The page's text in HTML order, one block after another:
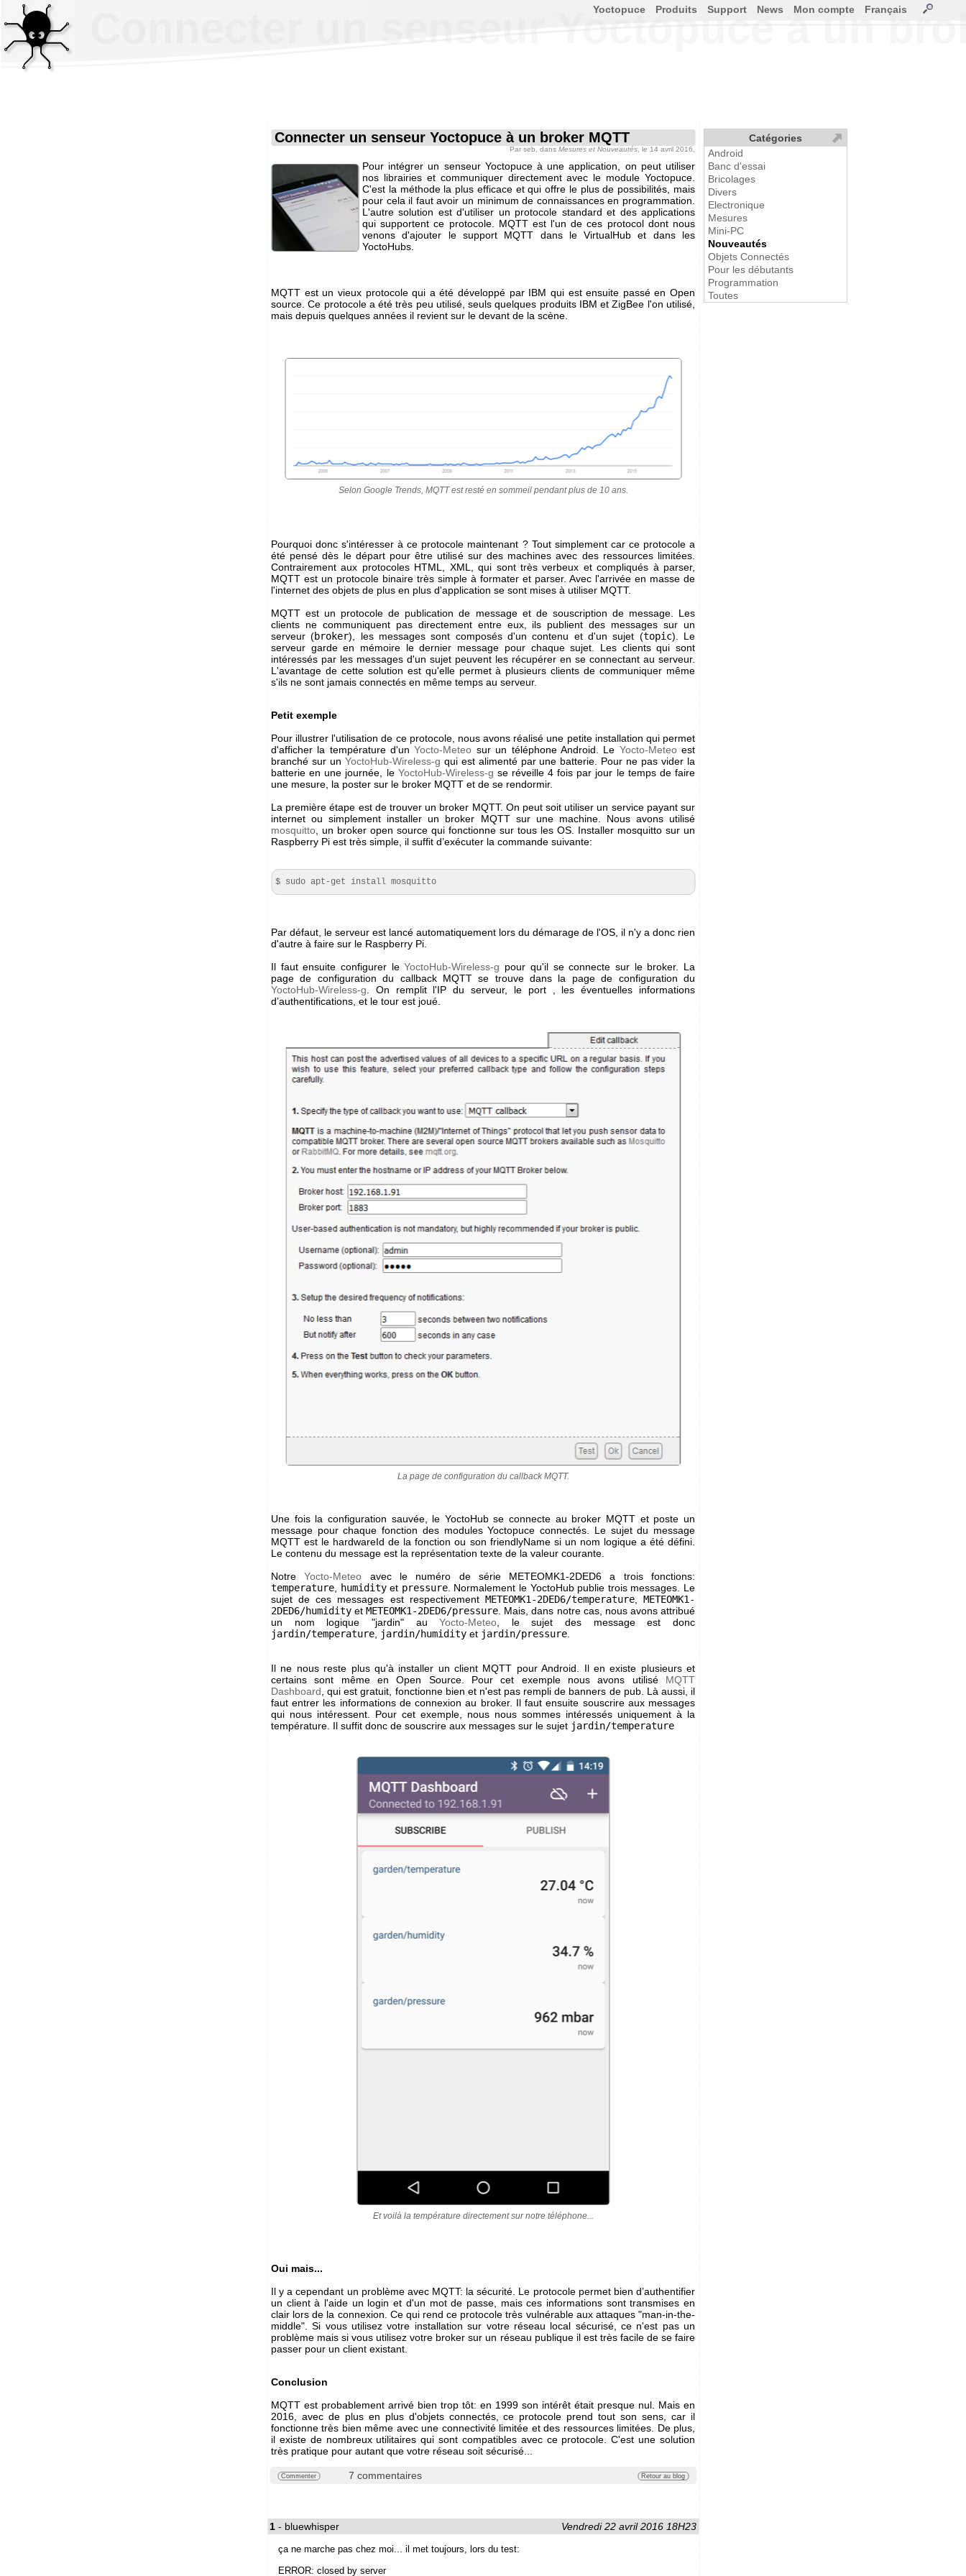
Connecter un senseur Yoctopuce à un
Connecter un senseur Yoctopuce à un broker MQTT
Par seb , dans Mesures et Nouveautés , le 14 avril 2016.
Pour intégrer un senseur Yoctopuce à une application, on peut utiliser
nos librairies et communiquer directement avec le module Yoctopuce.
C'est la méthode la plus efficace et qui offre le plus de possibilités, mais
pour cela il faut avoir un minimum de connaissances en programmation.
L'autre solution est d'utiliser un protocole standard et des applications
qui supportent ce protocole. MQTT est l'un de ces protocol dont nous
venons d'ajouter le support MQTT dans le VirtualHub et dans les
YoctoHubs.
MQTT est un vieux protocole qui a été développé par IBM qui est ensuite passé en Open
source. Ce protocole a été très peu utilisé, seuls quelques produits IBM et ZigBee l'on utilisé,
mais depuis quelques années il revient sur le devant de la scène.
Selon Google Trends, MQTT est resté en sommeil pendant plus de 10 ans.
Pourquoi donc s'intéresser à ce protocole maintenant ? Tout simplement car ce protocole a
été pensé dès le départ pour être utilisé sur des machines avec des ressources limitées.
Contrairement aux protocoles HTML, XML, qui sont très verbeux et compliqués à parser,
MQTT est un protocole binaire très simple à formater et parser. Avec l'arrivée en masse de
l'internet des objets de plus en plus d'application se sont mises à utiliser MQTT.
MQTT est un protocole de publication de message et de souscription de message. Les
clients ne communiquent pas directement entre eux, ils publient des messages sur un
serveur (broker), les messages sont composés d'un contenu et d'un sujet (topic). Le
serveur garde en mémoire le dernier message pour chaque sujet. Les clients qui sont
intéressés par les messages d'un sujet peuvent les récupérer en se connectant au serveur.
L'avantage de cette solution est qu'elle permet à plusieurs clients de communiquer même
s'ils ne sont jamais connectés en même temps au serveur.
Petit exemple
Pour illustrer l'utilisation de ce protocole, nous avons réalisé une petite installation qui permet
d'afficher la température d'unYocto-Meteo sur un téléphone Android. Le Yocto-Meteoest
branché sur un YoctoHub-Wireless-g qui est alimenté par une batterie. Pour ne pas vider la
batterie en une journée, le YoctoHub-Wireless-g se réveille 4 fois par jour le temps de faire
une mesure, la poster sur le broker MQTT et de se rendormir.
La première étape est de trouver un broker MQTT. On peut soit utiliser un service payant sur
internet ou simplement installer un broker MQTT sur une machine. Nous avons utilisé
mosquitto , un broker open source qui fonctionne sur tous les OS. Installer mosquitto sur un
Raspberry Pi est très simple, il suffit d’exécuter la commande suivante:
$ sudo apt-get install mosquitto
Par défaut, le serveur est lancé automatiquement lors du démarage de l'OS, il n'y a donc rien
d'autre à faire sur le Raspberry Pi.
Il faut ensuite configurer leYoctoHub-Wireless-g pour qu'il se connecte sur le broker. La
page de configuration du callback MQTT se trouve dans la page de configuration du
YoctoHub-Wireless-g . On remplit l'IP du serveur, le port , les éventuelles informations
d’authentifications, et le tour est joué.
La page de configuration du callback MQTT.
Une fois la configuration sauvée, le YoctoHub se connecte au broker MQTT et poste un
message pour chaque fonction des modules Yoctopuce connectés. Le sujet du message
MQTT est le hardwareId de la fonction ou son friendlyName si un nom logique a été défini.
Le contenu du message est la représentation texte de la valeur courante.
NotreYocto-Meteo avec le numéro de série METEOMK1-2DED6 a trois fonctions:
temperature
humidityet pressure. Normalement le YoctoHub publie trois messages. Le
sujet de ces messages est respectivement METEOMK1-2DED6/temperature,METEOMK1-
2DED6/humidity etMETEOMK1-2DED6/pressure . Mais, dans notre cas, nous avons attribué
un nom logique "jardin" auYocto-Meteo , le sujet des message est donc
jardin/temperature
jardin/humidity et jardin/pressure
Il ne nous reste plus qu'à installer un client MQTT pour Android. Il en existe plusieurs et
certains sont même en Open Source. Pour cet exemple nous avons utilisé MQTT
Dashboard , qui est gratuit, fonctionne bien et n'est pas rempli de banners de pub. Là aussi, il
faut entrer les informations de connexion au broker. Il faut ensuite souscrire aux messages
qui nous intéressent. Pour cet exemple, nous nous sommes intéressés uniquement à la
température. Il suffit donc de souscrire aux messages sur le sujet jardin/temperature
Et voilà la température directement sur notre téléphone...
Oui mais...
Il y a cependant un problème avec MQTT: la sécurité. Le protocole permet bien d’authentifier
un client à l'aide un login et d'un mot de passe, mais ces informations sont transmises en
clair lors de la connexion. Ce qui rend ce protocole très vulnérable aux attaques "man-in-the-
middle". Si vous utilisez votre installation sur votre réseau local sécurisé, ce n'est pas un
problème mais si vous utilisez votre broker sur un réseau publique il est très facile de se faire
passer pour un client existant.
Conclusion
MQTT est probablement arrivé bien trop tôt: en 1999 son intérêt était presque nul. Mais en
2016, avec de plus en plus d'objets connectés, ce protocole prend tout son sens, car il
fonctionne très bien même avec une connectivité limitée et des ressources limitées. De plus,
il existe de nombreux utilitaires qui sont compatibles avec ce protocole. C'est une solution
très pratique pour autant que votre réseau soit sécurisé...
Commenter 7 commentaires Retour au blog
1 - bluewhisper Vendredi 22 avril 2016 18H23
ça ne marche pas chez moi... il met toujours, lors du test:
ERROR: closed by server
Yoctopuce Produits Support News Mon compte Français
Catégories
Android
Banc d'essai
Bricolages
Divers
Electronique
Mesures
Mini-PC
Nouveautés
Objets Connectés
Pour les débutants
Programmation
Toutes